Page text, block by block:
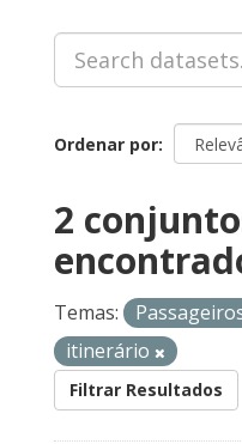
Ordenar por
2
Temas:
itinerário
Filtrar Resultados